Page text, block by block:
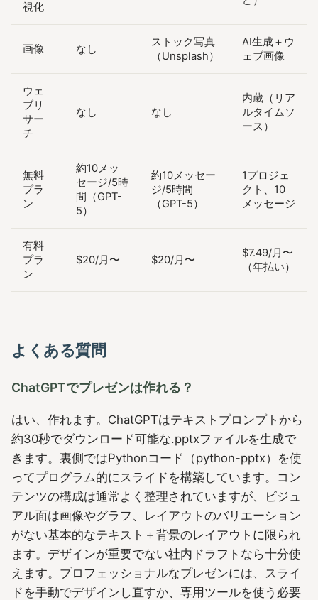
視化
画像 なし
ストック写真
（Unsplash）
AI生成＋ウ
ェブ画像
ウェ
ブリ
サー
チ
なし なし
内蔵（リア
ルタイムソ
ース）
無料
プラ
ン
約10メッ
セージ/5時
間（GPT-
5）
約10メッセー
ジ/5時間
（GPT-5）
1プロジェ
クト、10
メッセージ
有料
プラ
ン
$20/月〜 $20/月〜
$7.49/月〜
（年払い）
よくある質問
ChatGPTでプレゼンは作れる？
はい、作れます。ChatGPTはテキストプロンプトから
約30秒でダウンロード可能な.pptxファイルを生成で
きます。裏側ではPythonコード（python-pptx）を使
ってプログラム的にスライドを構築しています。コン
テンツの構成は通常よく整理されていますが、ビジュ
アル面は画像やグラフ、レイアウトのバリエーション
がない基本的なテキスト＋背景のレイアウトに限られ
ます。デザインが重要でない社内ドラフトなら十分使
えます。プロフェッショナルなプレゼンには、スライ
ドを手動でデザインし直すか、専用ツールを使う必要